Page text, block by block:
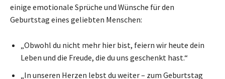
einige emotionale Sprüche und Wünsche für den
Geburtstag eines geliebten Menschen:
„Obwohl du nicht mehr hier bist, feiern wir heute dein
Leben und die Freude, die du uns geschenkt hast.“
„In unseren Herzen lebst du weiter – zum Geburtstag